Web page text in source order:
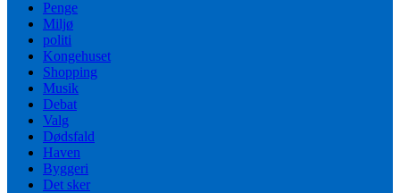
Penge
Miljø
politi
Kongehuset
Shopping
Musik
Debat
Valg
Dødsfald
Haven
Byggeri
Det sker